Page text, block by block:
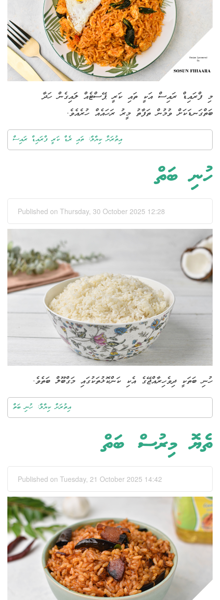
މި ފްރައިޑް ރައިސް އަކީ ތައި ކަރީ ޕޭސްޓެއް ލައިގެން ހަދާ
ބަތްގަނޑަކަށް ވުމުން ތަފާތު މީރު ރަހައެއް ހުރެއެވެ.
އިތުރަށް ކިޔާލާ: ތައި ރެޑް ކަރީ ފްރައިޑް ރައިސް
ހުނި ބަތް
Published on Thursday, 30 October 2025 12:28
ހުނި ބަތަކީ ދިވެހިރާއްޖޭގެ އެކި ކަންކޮޅުތަކުގައި މަގްބޫލް ބަތެވެ.
އިތުރަށް ކިޔާލާ: ހުނި ބަތް
ތެޔޮ މިރުސް ބަތް
Published on Tuesday, 21 October 2025 14:42